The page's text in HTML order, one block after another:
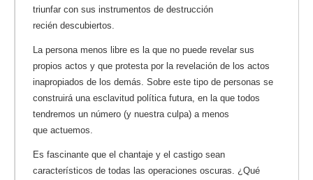
triunfar con sus instrumentos de destrucción
recién descubiertos.
La persona menos libre es la que no puede revelar sus
propios actos y que protesta por la revelación de los actos
inapropiados de los demás. Sobre este tipo de personas se
construirá una esclavitud política futura, en la que todos
tendremos un número (y nuestra culpa) a menos
que actuemos.
Es fascinante que el chantaje y el castigo sean
característicos de todas las operaciones oscuras. ¿Qué